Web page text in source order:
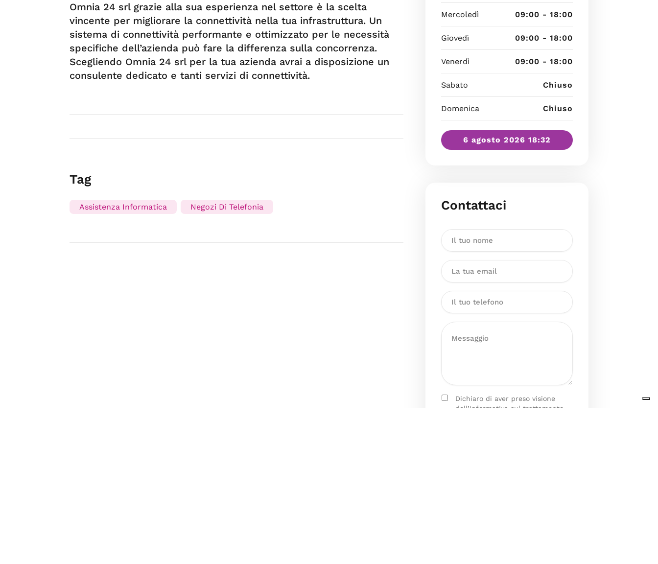
Omnia 24 srl grazie alla sua esperienza nel settore è la scelta
vincente per migliorare la connettività nella tua infrastruttura. Un
sistema di connettività performante e ottimizzato per le necessità
specifiche dell’azienda può fare la differenza sulla concorrenza.
Scegliendo Omnia 24 srl per la tua azienda avrai a disposizione un
consulente dedicato e tanti servizi di connettività.
Tag
Assistenza Informatica Negozi Di Telefonia
Mercoledì 09:00 - 18:00
Giovedì 09:00 - 18:00
Venerdì 09:00 - 18:00
Sabato Chiuso
Domenica Chiuso
6 agosto 2026 18:32
Contattaci
Dichiaro di aver preso visione
dell’Informativa sul trattamento